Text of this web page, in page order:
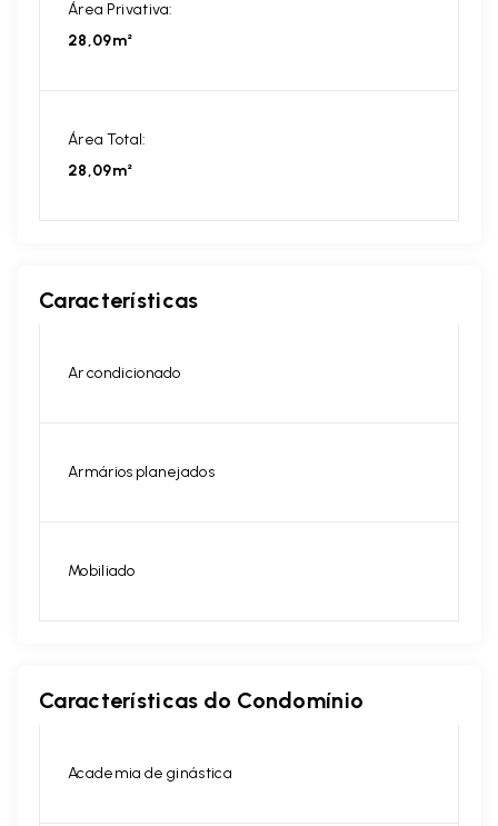
Área Privativa:
28,09m²
Área Total:
28,09m²
Características
Ar condicionado
Armários planejados
Mobiliado
Características do Condomínio
Academia de ginástica